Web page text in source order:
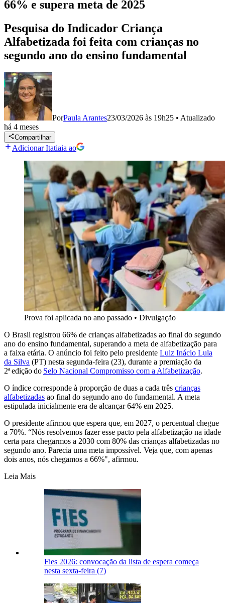
66% e supera meta de 2025
Pesquisa do Indicador Criança
Alfabetizada foi feita com crianças no
segundo ano do ensino fundamental
PorPaula Arantes23/03/2026 às 19h25 • Atualizado
há 4 meses
Compartilhar
Adicionar Itatiaia ao
Prova foi aplicada no ano passado • Divulgação
O Brasil registrou 66% de crianças alfabetizadas ao final do segundo
ano do ensino fundamental, superando a meta de alfabetização para
a faixa etária. O anúncio foi feito pelo presidente Luiz Inácio Lula
da Silva (PT) nesta segunda-feira (23), durante a premiação da
2ª edição do Selo Nacional Compromisso com a Alfabetização.
O índice corresponde à proporção de duas a cada três crianças
alfabetizadas ao final do segundo ano do fundamental. A meta
estipulada inicialmente era de alcançar 64% em 2025.
O presidente afirmou que espera que, em 2027, o percentual chegue
a 70%. “Nós resolvemos fazer esse pacto pela alfabetização na idade
certa para chegarmos a 2030 com 80% das crianças alfabetizadas no
segundo ano. Parecia uma meta impossível. Veja que, com apenas
dois anos, nós chegamos a 66%", afirmou.
Leia Mais
Fies 2026: convocação da lista de espera começa
nesta sexta-feira (7)